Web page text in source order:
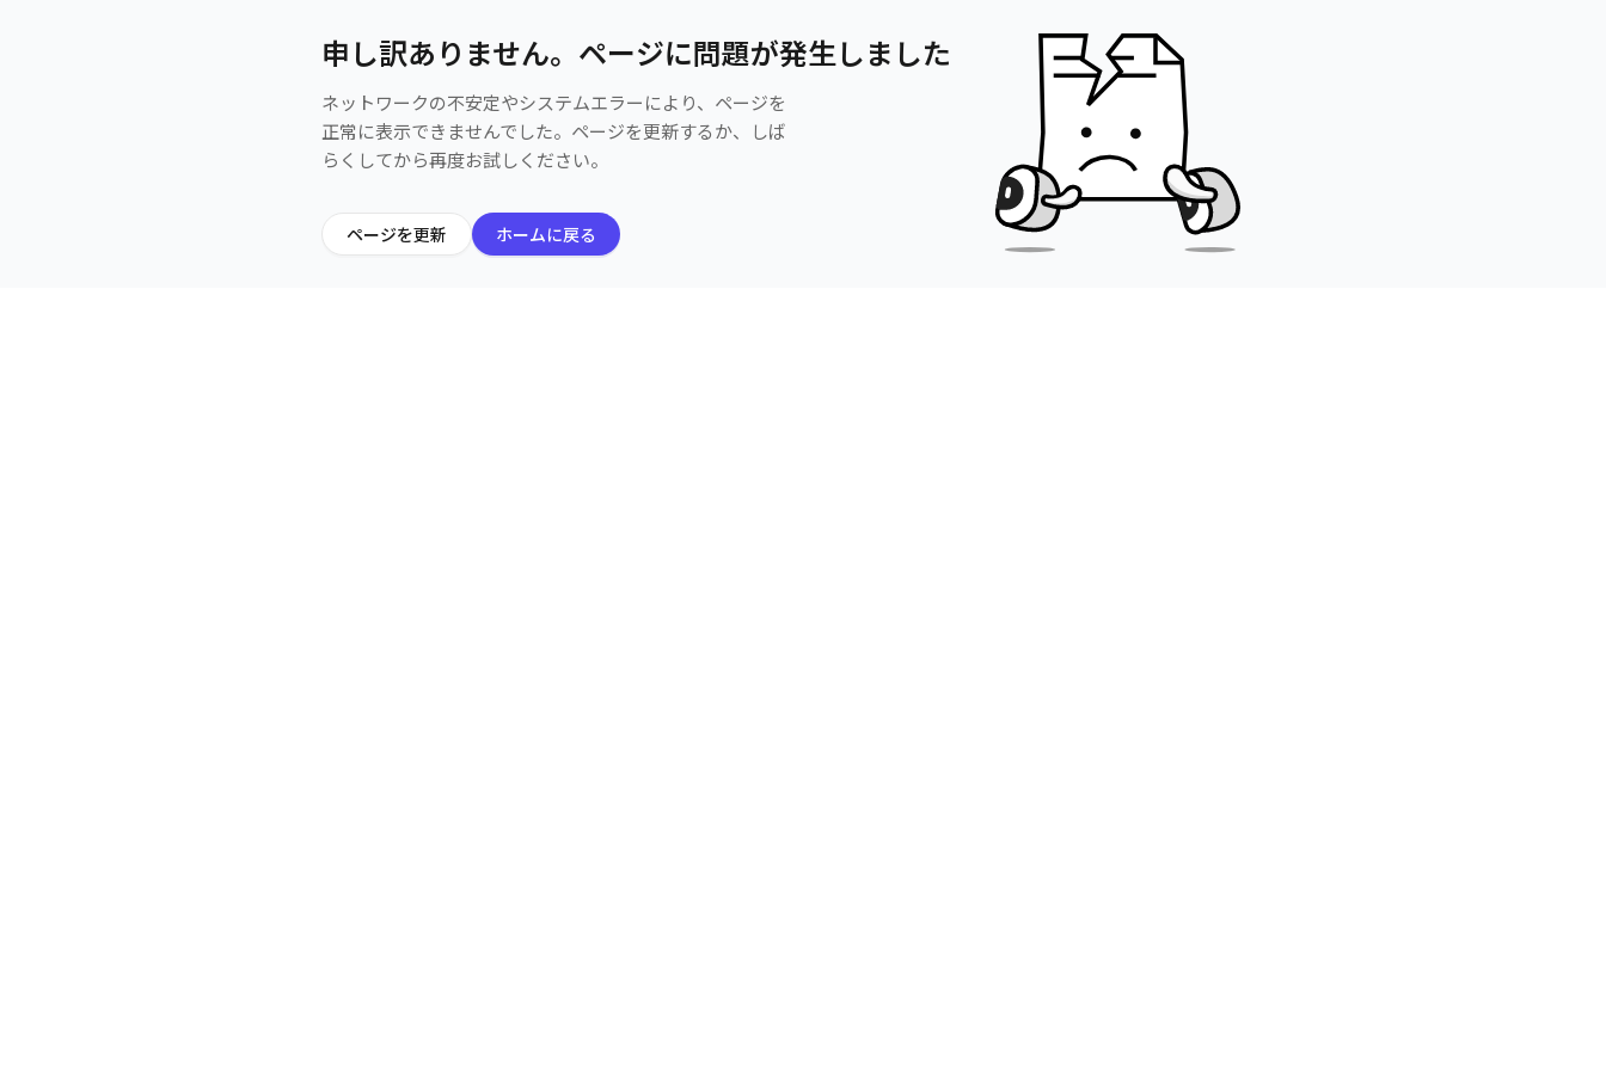
申し訳ありません。ページに問題が発生しました
ネットワークの不安定やシステムエラーにより、ページを
正常に表示できませんでした。ページを更新するか、しば
らくしてから再度お試しください。
ページを更新 ホームに戻る